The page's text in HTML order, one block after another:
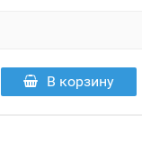
В корзину